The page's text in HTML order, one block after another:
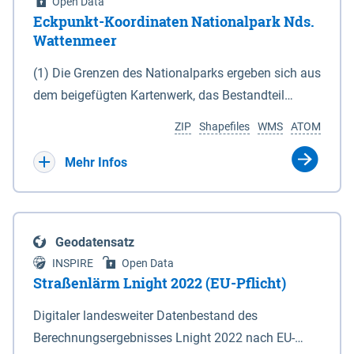
Eckpunkt-Koordinaten Nationalpark Nds.
Wattenmeer
(1) Die Grenzen des Nationalparks ergeben sich aus
dem beigefügten Kartenwerk, das Bestandteil
(DTK) im Maßstab 1 : 100 000 (Anlage 2), 2.
verkleinerte Amtliche Karte 1 : 5 000 (AK5) im
projizierte Koordinaten im Europäischen
Terrestrischen Referenzsystem 1989 (ETRS 89) mit
der Universalen Transversalen Mercator-Abbildung
bezogen auf die Zone 32 N (UTM 32N) dargestellt
(Anlage 4); Gleiches gilt für die geografischen
ATOM
WMS
Shapefiles
ZIP
Mehr Infos
Geodatensatz
INSPIRE Open Data
Straßenlärm Lnight 2022 (EU-Pflicht)
Digitaler landesweiter Datenbestand des
Berechnungsergebnisses Lnight 2022 nach EU-